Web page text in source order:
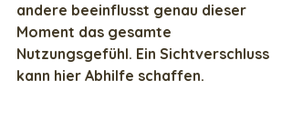
andere beeinflusst genau dieser
Moment das gesamte
Nutzungsgefühl. Ein Sichtverschluss
kann hier Abhilfe schaffen.